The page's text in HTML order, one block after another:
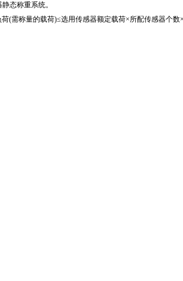
态称重系统。
(需称量的载荷)≤选用传感器额定载荷×所配传感器个数